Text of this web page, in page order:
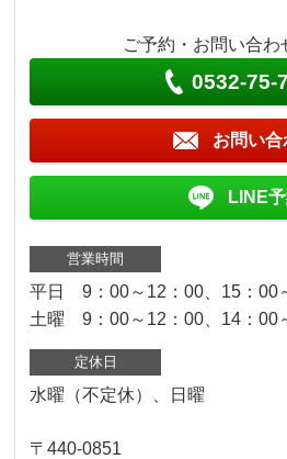
ご予約・お問い合わ
0532-75-
お問い合
LINE
営業時間
平日 9：00～12：00、15：00
土曜 9：00～12：00、14：00
定休日
水曜（不定休）、日曜
〒440-0851